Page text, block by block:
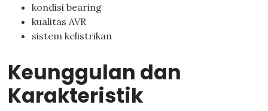
kondisi bearing
kualitas AVR
sistem kelistrikan
Keunggulan dan
Karakteristik